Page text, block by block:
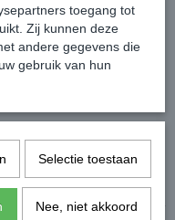
toegang tot
Zij kunnen deze
andere gegevens die
gebruik van hun
Selectie toestaan
Nee, niet akkoord